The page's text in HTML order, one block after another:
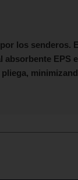
los senderos.